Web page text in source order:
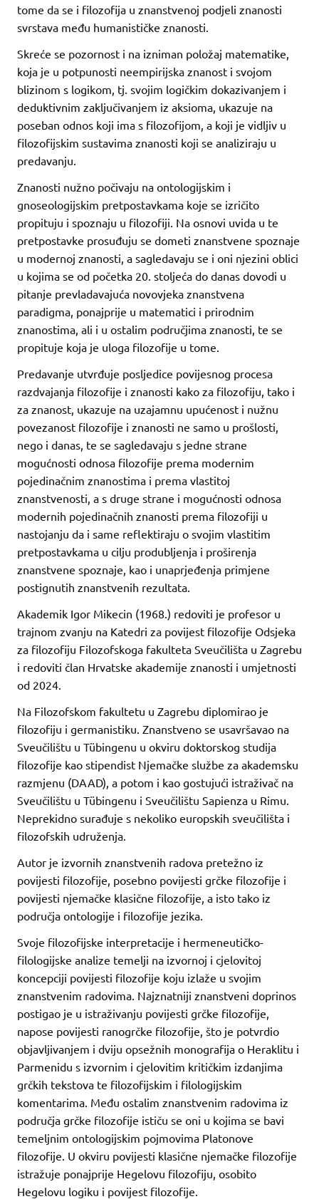
tome da se i filozofija u znanstvenoj podjeli znanosti
svrstava među humanističke znanosti.
Skreće se pozornost i na izniman položaj matematike,
koja je u potpunosti neempirijska znanost i svojom
blizinom s logikom, tj. svojim logičkim dokazivanjem i
deduktivnim zaključivanjem iz aksioma, ukazuje na
poseban odnos koji ima s filozofijom, a koji je vidljiv u
filozofijskim sustavima znanosti koji se analiziraju u
predavanju.
Znanosti nužno počivaju na ontologijskim i
gnoseologijskim pretpostavkama koje se izričito
propituju i spoznaju u filozofiji. Na osnovi uvida u te
pretpostavke prosuđuju se dometi znanstvene spoznaje
u modernoj znanosti, a sagledavaju se i oni njezini oblici
u kojima se od početka 20. stoljeća do danas dovodi u
pitanje prevladavajuća novovjeka znanstvena
paradigma, ponajprije u matematici i prirodnim
znanostima, ali i u ostalim područjima znanosti, te se
propituje koja je uloga filozofije u tome.
Predavanje utvrđuje posljedice povijesnog procesa
razdvajanja filozofije i znanosti kako za filozofiju, tako i
za znanost, ukazuje na uzajamnu upućenost i nužnu
povezanost filozofije i znanosti ne samo u prošlosti,
nego i danas, te se sagledavaju s jedne strane
mogućnosti odnosa filozofije prema modernim
pojedinačnim znanostima i prema vlastitoj
znanstvenosti, a s druge strane i mogućnosti odnosa
modernih pojedinačnih znanosti prema filozofiji u
nastojanju da i same reflektiraju o svojim vlastitim
pretpostavkama u cilju produbljenja i proširenja
znanstvene spoznaje, kao i unaprjeđenja primjene
postignutih znanstvenih rezultata.
Akademik Igor Mikecin (1968.) redoviti je profesor u
trajnom zvanju na Katedri za povijest filozofije Odsjeka
za filozofiju Filozofskoga fakulteta Sveučilišta u Zagrebu
i redoviti član Hrvatske akademije znanosti i umjetnosti
od 2024.
Na Filozofskom fakultetu u Zagrebu diplomirao je
filozofiju i germanistiku. Znanstveno se usavršavao na
Sveučilištu u Tübingenu u okviru doktorskog studija
filozofije kao stipendist Njemačke službe za akademsku
razmjenu (DAAD), a potom i kao gostujući istraživač na
Sveučilištu u Tübingenu i Sveučilištu Sapienza u Rimu.
Neprekidno surađuje s nekoliko europskih sveučilišta i
filozofskih udruženja.
Autor je izvornih znanstvenih radova pretežno iz
povijesti filozofije, posebno povijesti grčke filozofije i
povijesti njemačke klasične filozofije, a isto tako iz
područja ontologije i filozofije jezika.
Svoje filozofijske interpretacije i hermeneutičko-
filologijske analize temelji na izvornoj i cjelovitoj
koncepciji povijesti filozofije koju izlaže u svojim
znanstvenim radovima. Najznatniji znanstveni doprinos
postigao je u istraživanju povijesti grčke filozofije,
napose povijesti ranogrčke filozofije, što je potvrdio
objavljivanjem i dviju opsežnih monografija o Heraklitu i
Parmenidu s izvornim i cjelovitim kritičkim izdanjima
grčkih tekstova te filozofijskim i filologijskim
komentarima. Među ostalim znanstvenim radovima iz
područja grčke filozofije ističu se oni u kojima se bavi
temeljnim ontologijskim pojmovima Platonove
filozofije. U okviru povijesti klasične njemačke filozofije
istražuje ponajprije Hegelovu filozofiju, osobito
Hegelovu logiku i povijest filozofije.